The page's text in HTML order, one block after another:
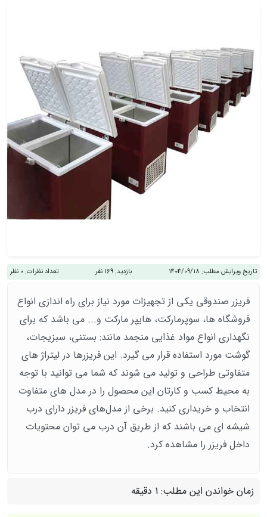
تاریخ ویرایش مطلب: 1404/09/18 بازدید: 169 نفر تعداد نظرات: 0 نظر
فریزر صندوقی یکی از تجهیزات مورد نیاز برای راه اندازی انواع
فروشگاه ها، سوپرمارکت، هایپر مارکت و... می باشد که برای
نگهداری انواع مواد غذایی منجمد مانند: بستنی، سبزیجات،
گوشت مورد استفاده قرار می گیرد. این فریزرها در لیتراژ های
متفاوتی طراحی و تولید می شوند که شما می توانید با توجه
به محیط کسب و کارتان این محصول را در مدل های متفاوت
انتخاب و خریداری کنید. برخی از مدل‌های فریزر دارای درب
شیشه ای می باشند که از طریق آن درب می توان محتویات
داخل فریزر را مشاهده کرد.
زمان خواندن این مطلب: 1 دقیقه